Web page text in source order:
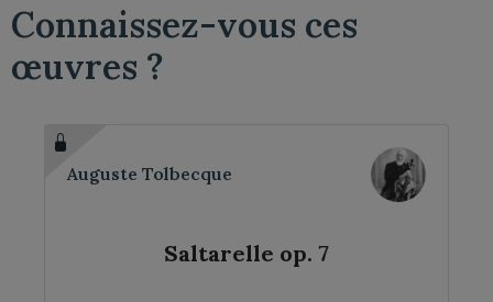
Connaissez-vous ces
œuvres ?
Auguste Tolbecque
Saltarelle op. 7